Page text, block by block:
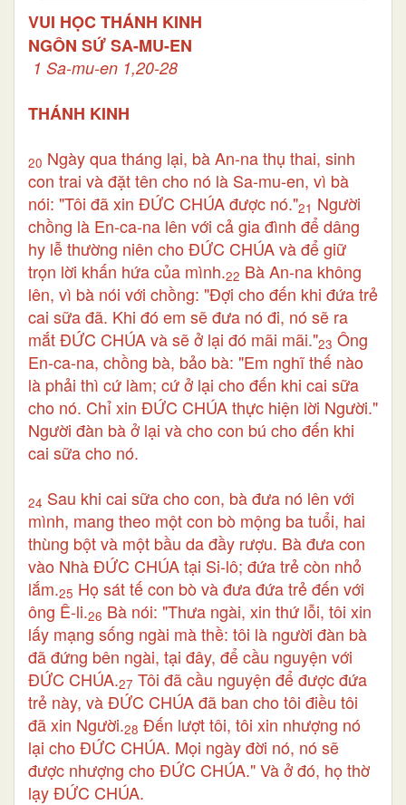
VUI HỌC THÁNH KINH
NGÔN SỨ SA-MU-EN
1 Sa-mu-en 1,20-28
THÁNH KINH
20 Ngày qua tháng lại, bà An-na thụ thai, sinh
con trai và đặt tên cho nó là Sa-mu-en, vì bà
nói: "Tôi đã xin ĐỨC CHÚA được nó."21 Người
chồng là En-ca-na lên với cả gia đình để dâng
hy lễ thường niên cho ĐỨC CHÚA và để giữ
trọn lời khấn hứa của mình.22 Bà An-na không
lên, vì bà nói với chồng: "Đợi cho đến khi đứa trẻ
cai sữa đã. Khi đó em sẽ đưa nó đi, nó sẽ ra
mắt ĐỨC CHÚA và sẽ ở lại đó mãi mãi."23 Ông
En-ca-na, chồng bà, bảo bà: "Em nghĩ thế nào
là phải thì cứ làm; cứ ở lại cho đến khi cai sữa
cho nó. Chỉ xin ĐỨC CHÚA thực hiện lời Người."
Người đàn bà ở lại và cho con bú cho đến khi
cai sữa cho nó.
24 Sau khi cai sữa cho con, bà đưa nó lên với
mình, mang theo một con bò mộng ba tuổi, hai
thùng bột và một bầu da đầy rượu. Bà đưa con
vào Nhà ĐỨC CHÚA tại Si-lô; đứa trẻ còn nhỏ
lắm.25 Họ sát tế con bò và đưa đứa trẻ đến với
ông Ê-li.26 Bà nói: "Thưa ngài, xin thứ lỗi, tôi xin
lấy mạng sống ngài mà thề: tôi là người đàn bà
đã đứng bên ngài, tại đây, để cầu nguyện với
ĐỨC CHÚA.27 Tôi đã cầu nguyện để được đứa
trẻ này, và ĐỨC CHÚA đã ban cho tôi điều tôi
đã xin Người.28 Đến lượt tôi, tôi xin nhượng nó
lại cho ĐỨC CHÚA. Mọi ngày đời nó, nó sẽ
được nhượng cho ĐỨC CHÚA." Và ở đó, họ thờ
lạy ĐỨC CHÚA.